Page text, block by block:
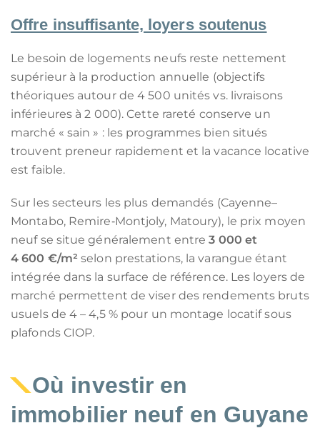
Offre insuffisante, loyers soutenus
Le besoin de logements neufs reste nettement
supérieur à la production annuelle (objectifs
théoriques autour de 4 500 unités vs. livraisons
inférieures à 2 000). Cette rareté conserve un
marché « sain » : les programmes bien situés
trouvent preneur rapidement et la vacance locative
est faible.
Sur les secteurs les plus demandés (Cayenne–
Montabo, Remire‑Montjoly, Matoury), le prix moyen
neuf se situe généralement entre3 000 et
4 600 €/m² selon prestations, la varangue étant
intégrée dans la surface de référence. Les loyers de
marché permettent de viser des rendements bruts
usuels de 4 – 4,5 % pour un montage locatif sous
plafonds CIOP.
Où investir en
immobilier neuf en Guyane